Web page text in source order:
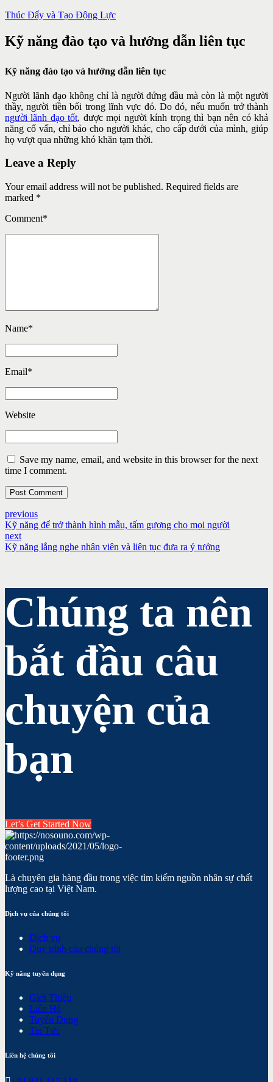
Thúc Đẩy và Tạo Động Lực
Kỹ năng đào tạo và hướng dẫn liên tục
Kỹ năng đào tạo và hướng dẫn liên tục
Người lãnh đạo không chỉ là người đứng đầu mà còn là một người
thầy, người tiền bối trong lĩnh vực đó. Do đó, nếu muốn trở thành
người lãnh đạo tốt, được mọi người kính trọng thì bạn nên có khả
năng cố vấn, chỉ bảo cho người khác, cho cấp dưới của mình, giúp
họ vượt qua những khó khăn tạm thời.
Leave a Reply
Your email address will not be published. Required fields are
marked *
Comment*
Name*
Email*
Website
Save my name, email, and website in this browser for the next
time I comment.
Post Comment
previous
Kỹ năng để trở thành hình mẫu, tấm gương cho mọi người
next
Kỹ năng lắng nghe nhân viên và liên tục đưa ra ý tưởng
Chúng ta nên
bắt đầu câu
chuyện của
bạn
Let’s Get Started Now
Là chuyên gia hàng đầu trong việc tìm kiếm nguồn nhân sự chất
lượng cao tại Việt Nam.
Dịch vụ của chúng tôi
Dịch vụ
Quy trình của chúng tôi
Kỹ năng tuyển dụng
Giới Thiệu
Liên Hệ
Tuyển Dụng
Tin Tức
Liên hệ chúng tôi